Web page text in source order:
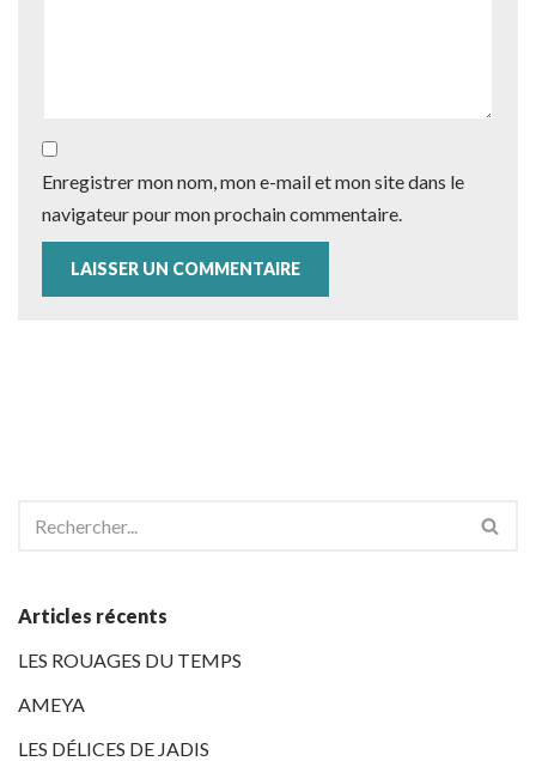
Enregistrer mon nom, mon e-mail et mon site dans le
navigateur pour mon prochain commentaire.
Articles récents
LES ROUAGES DU TEMPS
AMEYA
LES DÉLICES DE JADIS